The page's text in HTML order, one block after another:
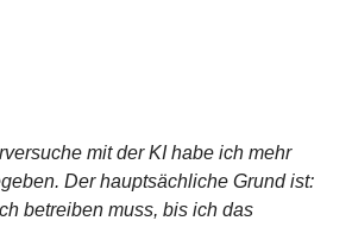
mit der KI habe ich mehr
Der hauptsächliche Grund ist:
betreiben muss, bis ich das